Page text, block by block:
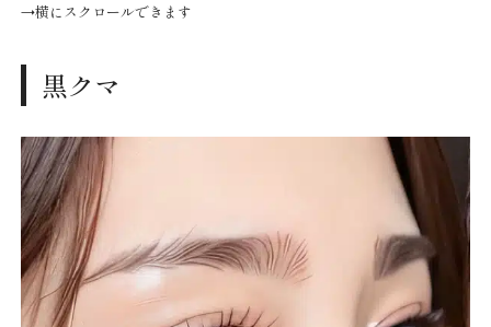
→横にスクロールできます
黒クマ